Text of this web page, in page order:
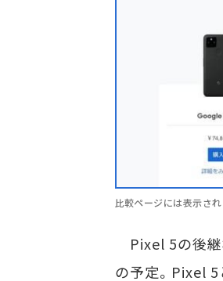
比較ページには表示さ
Pixel 5の後継
の予定。Pixel